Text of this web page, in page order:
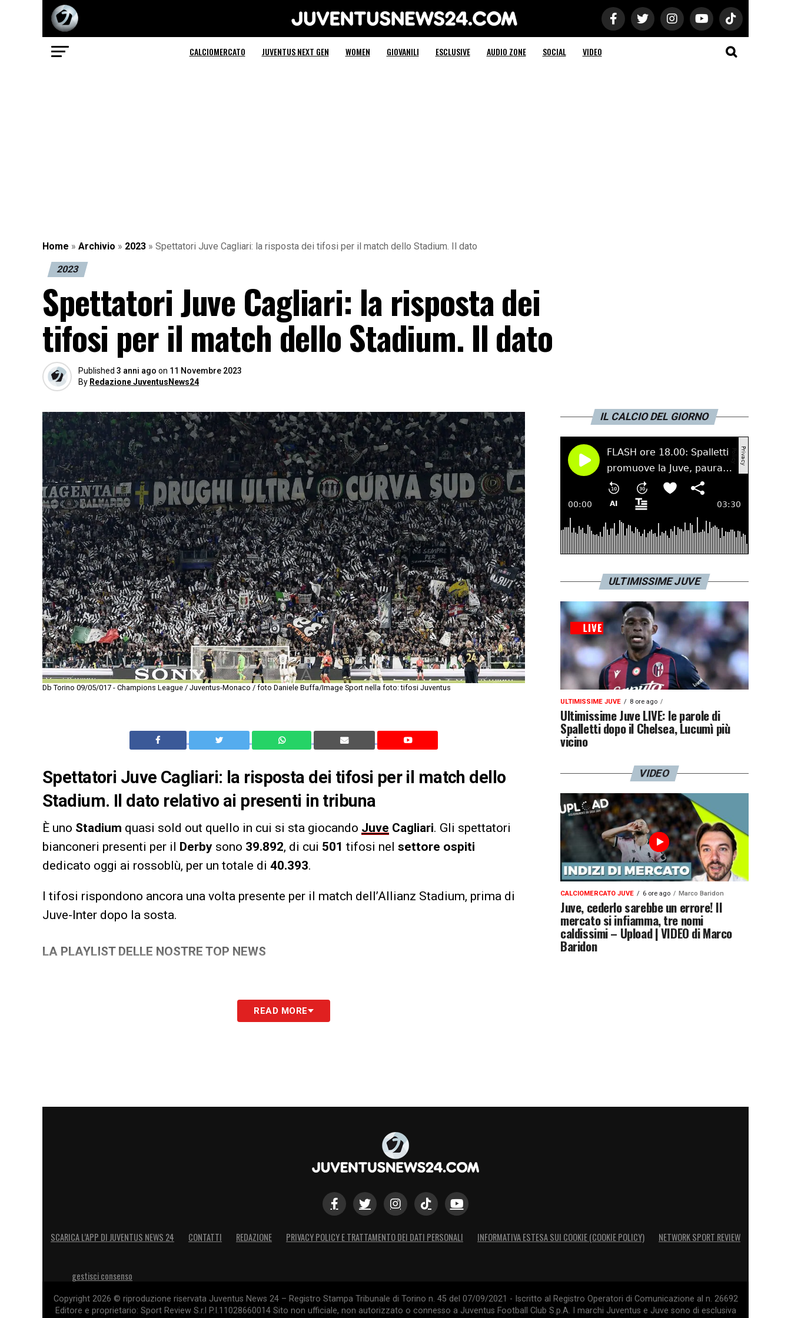
Juventus News 24
CALCIOMERCATO JUVENTUS NEXT GEN WOMEN GIOVANILI ESCLUSIVE AUDIO ZONE SOCIAL VIDEO
Home » Archivio » 2023 » Spettatori Juve Cagliari: la risposta dei tifosi per il match dello Stadium. Il dato
2023
Spettatori Juve Cagliari: la risposta dei
tifosi per il match dello Stadium. Il dato
Published 3 anni ago on 11 Novembre 2023
By Redazione JuventusNews24
Db Torino 09/05/017 - Champions League / Juventus-Monaco / foto Daniele Buffa/Image Sport nella foto: tifosi Juventus
Spettatori Juve Cagliari: la risposta dei tifosi per il match dello
Stadium. Il dato relativo ai presenti in tribuna
È uno Stadium quasi sold out quello in cui si sta giocando Juve Cagliari. Gli spettatori
bianconeri presenti per il Derby sono 39.892, di cui 501 tifosi nel settore ospiti
dedicato oggi ai rossoblù, per un totale di 40.393.
I tifosi rispondono ancora una volta presente per il match dell’Allianz Stadium, prima di
Juve-Inter dopo la sosta.
LA PLAYLIST DELLE NOSTRE TOP NEWS
READ MORE
IL CALCIO DEL GIORNO
ULTIMISSIME JUVE
ULTIMISSIME JUVE 8 ore ago
Ultimissime Juve LIVE: le parole di
Spalletti dopo il Chelsea, Lucumì più
vicino
VIDEO
CALCIOMERCATO JUVE 6 ore ago Marco Baridon
Juve, cederlo sarebbe un errore! Il
mercato si infiamma, tre nomi
caldissimi – Upload | VIDEO di Marco
Baridon
SCARICA L’APP DI JUVENTUS NEWS 24 CONTATTI REDAZIONE PRIVACY POLICY E TRATTAMENTO DEI DATI PERSONALI INFORMATIVA ESTESA SUI COOKIE (COOKIE POLICY) NETWORK SPORT REVIEW
gestisci consenso
Copyright 2026 © riproduzione riservata Juventus News 24 – Registro Stampa Tribunale di Torino n. 45 del 07/09/2021 - Iscritto al Registro Operatori di Comunicazione al n. 26692
Editore e proprietario: Sport Review S.r.l P.I.11028660014 Sito non ufficiale, non autorizzato o connesso a Juventus Football Club S.p.A. I marchi Juventus e Juve sono di esclusiva